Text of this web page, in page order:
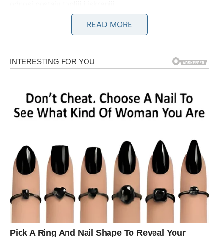
Poruka zvijezda
Novo poglavlje
mnogo radosti u vaš život.
Poruka zvijezda
Otvorite se novim iskustvima.
RAK
READ MORE